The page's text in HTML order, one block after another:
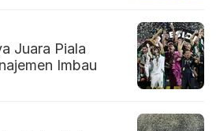
Juara Piala
Imbau